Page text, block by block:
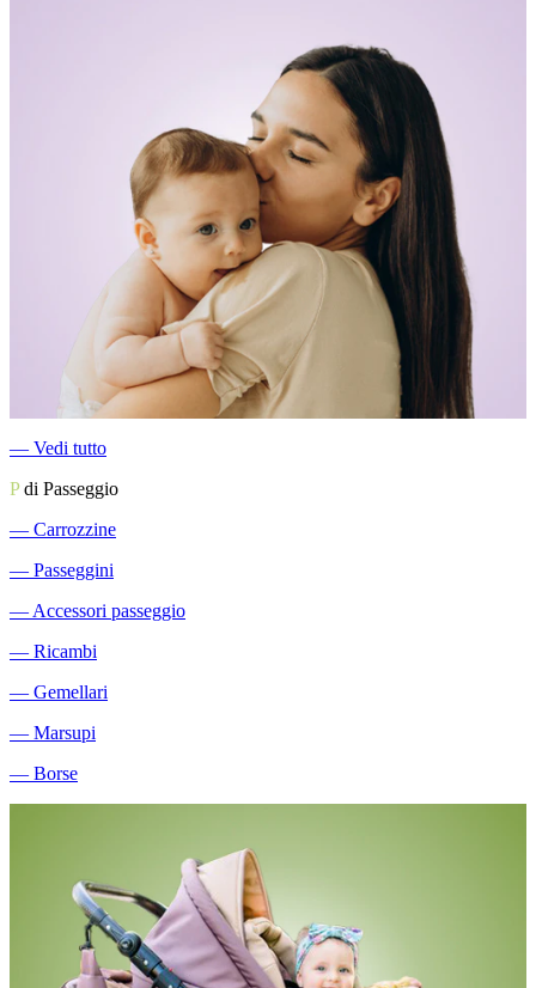
― Vedi tutto
Pdi Passeggio
― Carrozzine
― Passeggini
― Accessori passeggio
― Ricambi
― Gemellari
― Marsupi
― Borse